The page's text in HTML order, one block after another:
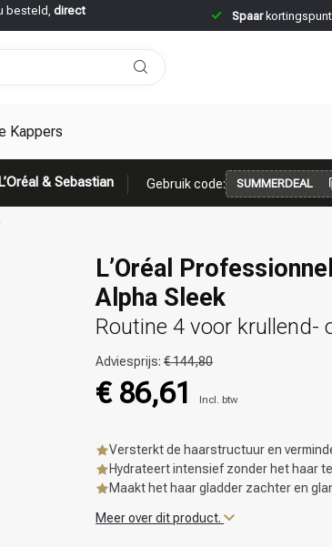
besteld, direct
Spaar
Kappers
& Sebastian Gebruik code: SUMMERDEAL
L’Oréal
Alpha Sleek
Routine 4 voor krullend-
Adviesprijs:€ 144,80
€ 86,61 Incl. btw
Versterkt de haarstructuur en
Hydrateert intensief zonder het haar
Maakt het haar gladder zachter en
Meer over dit product.